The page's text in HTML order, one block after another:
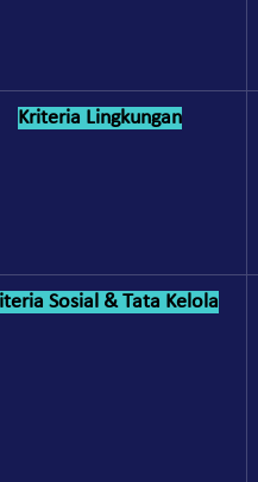
Kriteria Lingkungan
Sosial & Tata Kelola